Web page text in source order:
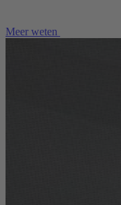
Meer weten